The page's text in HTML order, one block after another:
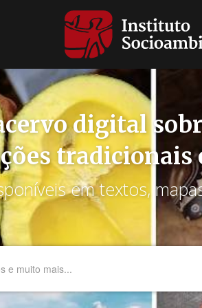
digital
tradicionais
em textos,